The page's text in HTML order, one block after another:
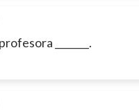
_______.